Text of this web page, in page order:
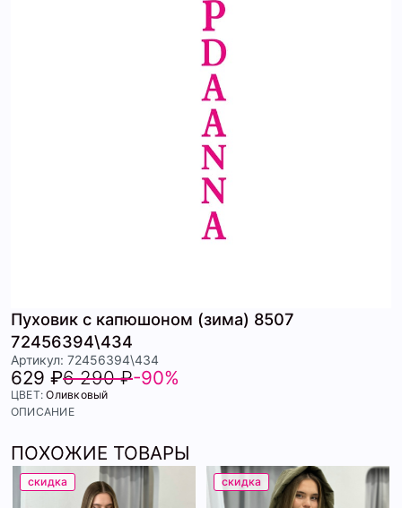
Пуховик с капюшоном (зима) 8507
72456394\434
Артикул: 72456394\434
629 ₽6 290 ₽-90%
ЦВЕТ:Оливковый
ОПИСАНИЕ
ПОХОЖИЕ ТОВАРЫ
скидка скидка